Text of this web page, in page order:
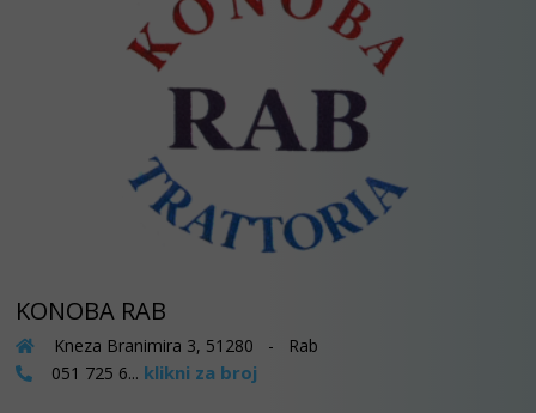
KONOBA RAB
Kneza Branimira 3, 51280 - Rab
051 725 6... klikni za broj